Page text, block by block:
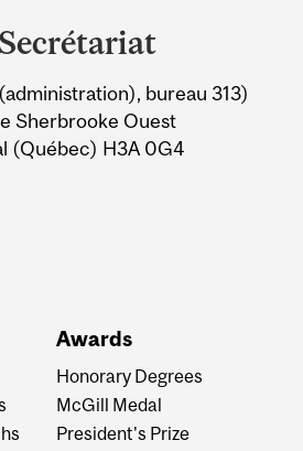
bureau 313)
Sherbrooke Ouest
(Québec) H3A 0G4
Awards
Honorary Degrees
McGill Medal
President's Prize